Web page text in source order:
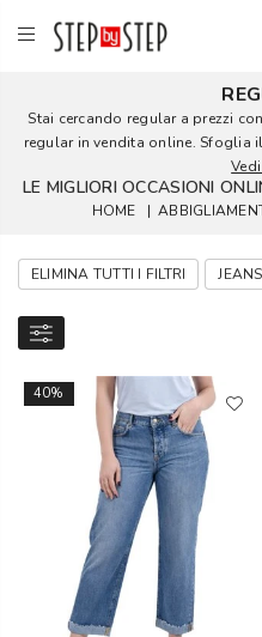
Stai cercando regular a prezzi
regular in vendita online.
LE MIGLIORI OCCASIONI
HOME |
ELIMINA TUTTI I FILTRI JEANS
40%